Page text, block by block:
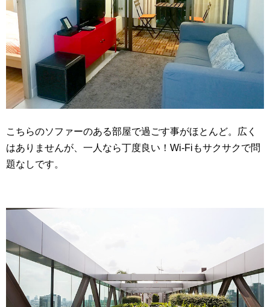
こちらのソファーのある部屋で過ごす事がほとんど。広く
はありませんが、一人なら丁度良い！Wi-Fiもサクサクで問
題なしです。